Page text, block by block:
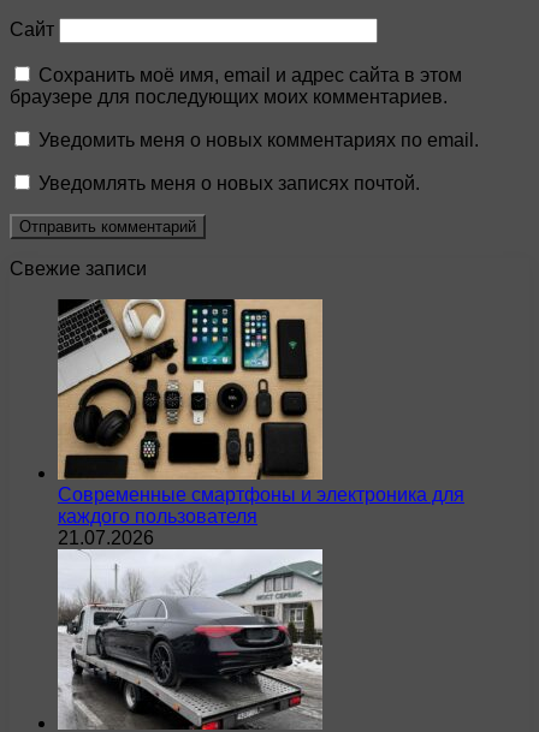
Сайт
Сохранить моё имя, email и адрес сайта в этом
браузере для последующих моих комментариев.
Уведомить меня о новых комментариях по email.
Уведомлять меня о новых записях почтой.
Свежие записи
Современные смартфоны и электроника для
каждого пользователя
21.07.2026